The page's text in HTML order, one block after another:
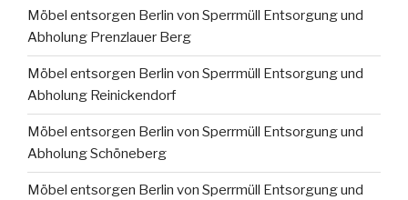
Möbel entsorgen Berlin von Sperrmüll Entsorgung und
Abholung Prenzlauer Berg
Möbel entsorgen Berlin von Sperrmüll Entsorgung und
Abholung Reinickendorf
Möbel entsorgen Berlin von Sperrmüll Entsorgung und
Abholung Schöneberg
Möbel entsorgen Berlin von Sperrmüll Entsorgung und